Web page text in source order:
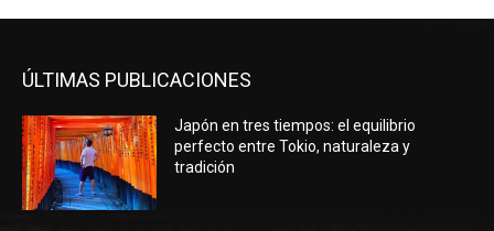
ÚLTIMAS PUBLICACIONES
Japón en tres tiempos: el equilibrio
perfecto entre Tokio, naturaleza y
tradición